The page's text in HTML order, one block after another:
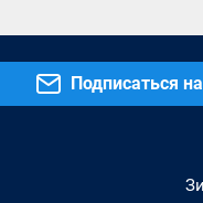
Подписаться